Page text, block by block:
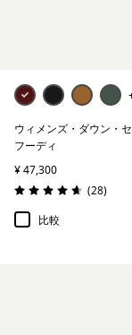
ウィメンズ・ダウン・
フーディ
¥ 47,300
評価: 4.6 / 5
(28レビュ
)
比較